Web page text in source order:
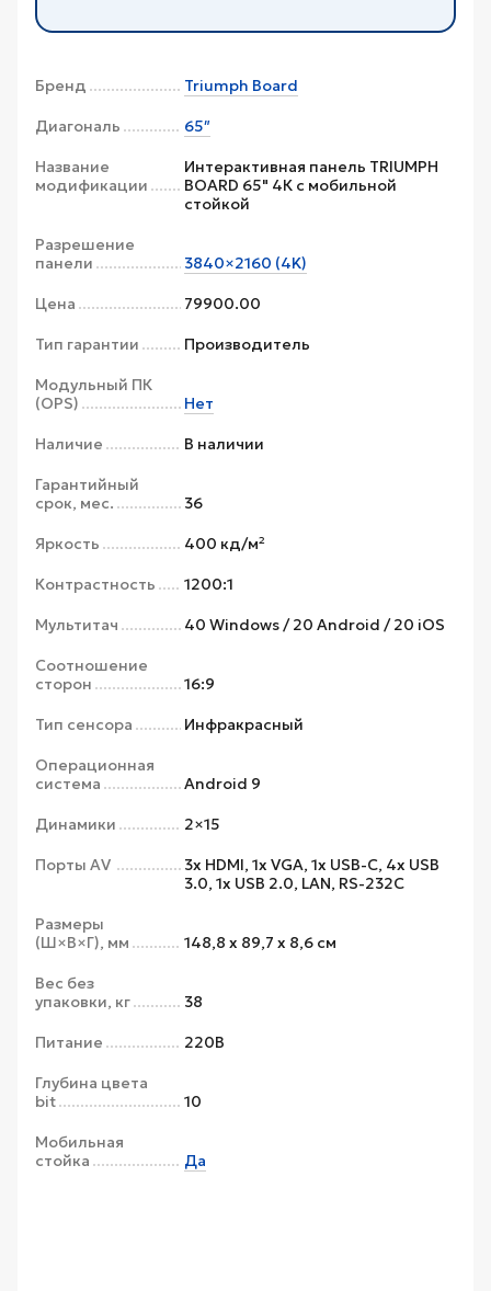
Бренд Triumph Board
Диагональ 65″
Название
модификации
Интерактивная панель TRIUMPH
BOARD 65" 4К с мобильной
стойкой
Разрешение
панели
3840×2160 (4K)
Цена 79900.00
Тип гарантии Производитель
Модульный ПК
(OPS)
Нет
Наличие В наличии
Гарантийный
срок, мес.
36
Яркость 400 кд/м²
Контрастность 1200:1
Мультитач 40 Windows / 20 Android / 20 iOS
Соотношение
сторон
16:9
Тип сенсора Инфракрасный
Операционная
система
Android 9
Динамики 2×15
Порты AV
3x HDMI, 1x VGA, 1x USB-C, 4x USB
3.0, 1x USB 2.0, LAN, RS-232C
Размеры
(Ш×В×Г), мм
148,8 x 89,7 x 8,6 см
Вес без
упаковки, кг
38
Питание 220В
Глубина цвета
bit
10
Мобильная
стойка
Да